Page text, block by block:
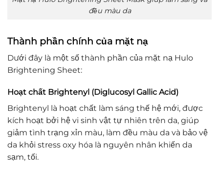
đều màu da
Thành phần chính của mặt nạ
Dưới đây là một số thành phần của mặt nạ Hulo
Brightening Sheet:
Hoạt chất Brightenyl (Diglucosyl Gallic Acid)
Brightenyl là hoạt chất làm sáng thế hệ mới, được
kích hoạt bởi hệ vi sinh vật tự nhiên trên da, giúp
giảm tình trạng xỉn màu, làm đều màu da và bảo vệ
da khỏi stress oxy hóa là nguyên nhân khiến da
sạm, tối.